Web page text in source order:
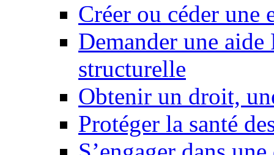
Créer ou céder une
Demander une
structurelle
Obtenir un droit,
Protéger la santé